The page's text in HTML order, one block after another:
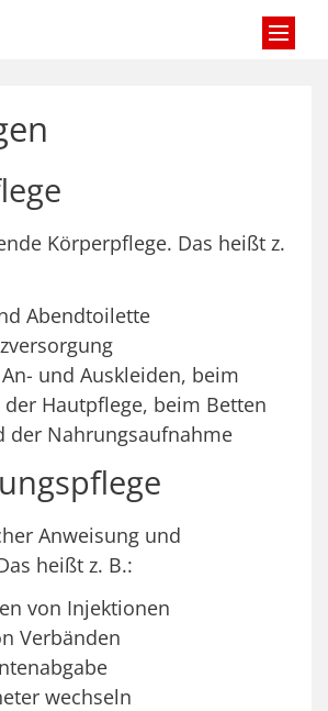
Körperpflege. Das heißt z.
Abendtoilette
und Auskleiden, beim
der Hautpflege, beim Betten
der Nahrungsaufnahme
Anweisung und
heißt z. B.:
von Injektionen
Verbänden
wechseln